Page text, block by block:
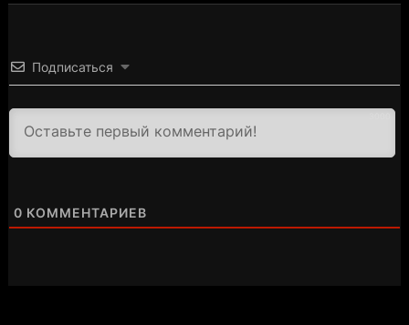
Подписаться
0 КОММЕНТАРИЕВ